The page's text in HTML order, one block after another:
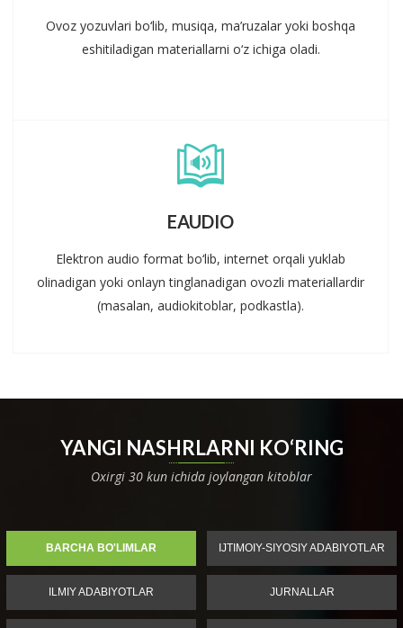
Ovoz yozuvlari bo‘lib, musiqa, ma’ruzalar yoki boshqa
eshitiladigan materiallarni o‘z ichiga oladi.
EAUDIO
Elektron audio format bo‘lib, internet orqali yuklab
olinadigan yoki onlayn tinglanadigan ovozli materiallardir
(masalan, audiokitoblar, podkastla).
YANGI NASHRLARNI KO‘RING
Oxirgi 30 kun ichida joylangan kitoblar
BARCHA BO'LIMLAR IJTIMOIY-SIYOSIY ADABIYOTLAR
ILMIY ADABIYOTLAR JURNALLAR